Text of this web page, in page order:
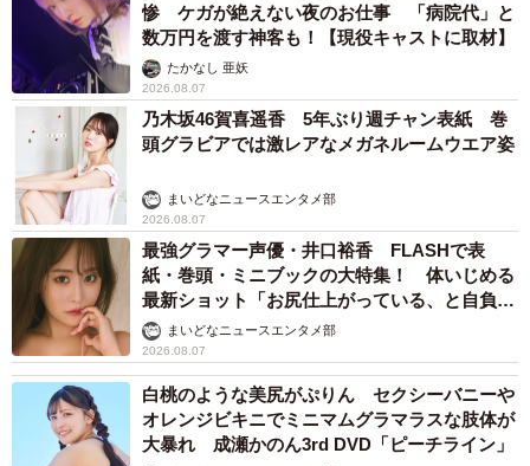
3/6
マッチングアプリで相手を探すとき、プロフィールで重視するのはどこ
か／マッチング後『実際に会ってみよう』と思う一番の決め手（提供画
像）
続けて、「マッチングアプリのプロフィールで重視する項
目」を聞いたところ、「メイン写真（顔写真）」
（66.7％）が最も多く、次いで「自己紹介文」
（49.8％）、「体型やスタイル・身長」（41.6％）が続
き、多くの人にとって外見の印象がマッチングの入口とな
っていることが判明。
他方、マッチング後に「実際に会ってみようと思う一番の
決め手」としては、「メッセージのテンポやノリが合っ
惨 ケガが絶えない夜のお仕事 「病院代」と
数万円を渡す神客も！【現役キャストに取材】
たかなし 亜妖
2026.08.07
乃木坂46賀喜遥香 5年ぶり週チャン表紙 巻
頭グラビアでは激レアなメガネルームウエア姿
まいどなニュースエンタメ部
2026.08.07
最強グラマー声優・井口裕香 FLASHで表
紙・巻頭・ミニブックの大特集！ 体いじめる
最新ショット「お尻仕上がっている、と自負し
ています」「いくつになっても理想の身体でい
たい」
まいどなニュースエンタメ部
2026.08.07
白桃のような美尻がぷりん セクシーバニーや
オレンジビキニでミニマムグラマラスな肢体が
大暴れ 成瀬かのん3rd DVD「ピーチライン」